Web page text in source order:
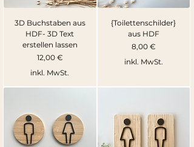
3D Buchstaben aus
HDF- 3D Text
erstellen lassen
Preis
12,00 €
inkl. MwSt.
{Toilettenschilder}
aus HDF
Preis
8,00 €
inkl. MwSt.